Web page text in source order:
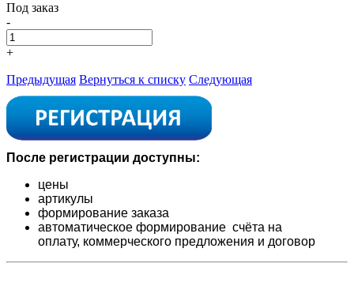
Под заказ
-
+
Предыдущая Вернуться к списку Следующая
После регистрации доступны:
цены
артикулы
формирование заказа
автоматическое формирование счёта на
оплату, коммерческого предложения и договор